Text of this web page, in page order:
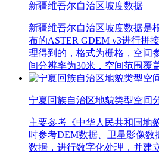
新疆维吾尔自治区坡度数据
新疆维吾尔自治区坡度数据是
布的ASTER GDEM v3进行拼
理得到的，格式为栅格，空间
间分辨率为30米，空间范围覆
宁夏回族自治区地貌类型空间
主要参考《中华人民共和国地
时参考DEM数据、卫星影像数
数据，进行数字化处理，并建